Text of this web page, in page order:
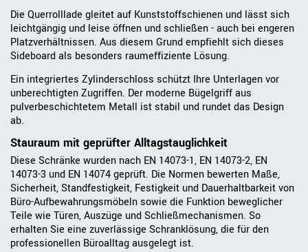
Die Querrolllade gleitet auf Kunststoffschienen und lässt sich
leichtgängig und leise öffnen und schließen - auch bei engeren
Platzverhältnissen. Aus diesem Grund empfiehlt sich dieses
Sideboard als besonders raumeffiziente Lösung.
Ein integriertes Zylinderschloss schützt Ihre Unterlagen vor
unberechtigten Zugriffen. Der moderne Bügelgriff aus
pulverbeschichtetem Metall ist stabil und rundet das Design
ab.
Stauraum mit geprüfter Alltagstauglichkeit
Diese Schränke wurden nach EN 14073-1, EN 14073-2, EN
14073-3 und EN 14074 geprüft. Die Normen bewerten Maße,
Sicherheit, Standfestigkeit, Festigkeit und Dauerhaltbarkeit von
Büro-Aufbewahrungsmöbeln sowie die Funktion beweglicher
Teile wie Türen, Auszüge und Schließmechanismen. So
erhalten Sie eine zuverlässige Schranklösung, die für den
professionellen Büroalltag ausgelegt ist.